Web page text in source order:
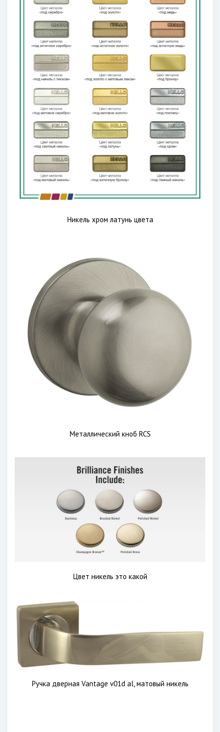
Никель хром латунь цвета
Металлический кноб RCS
Цвет никель это какой
Ручка дверная Vantage v01d al, матовый никель